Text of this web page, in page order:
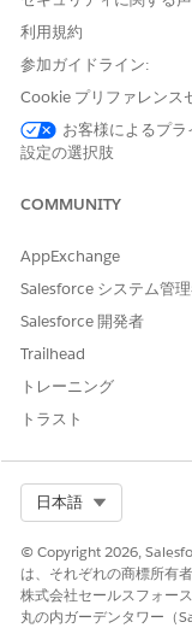
手動履行
このサービスプロセス
動履行などのカスタム
インテグレーション
要求の取得方法と履
ローを作成します。
利用規約
参加ガイドライン:
Cookie プリファレンス
お客様によるプラ
設定の選択肢
COMMUNITY
AppExchange
Salesforce システム管
Salesforce 開発者
Trailhead
トレーニング
トラスト
日本語
© Copyright 2026,
は、それぞれの商標所有
株式会社セールスフォー
丸の内ガーデンタワー（